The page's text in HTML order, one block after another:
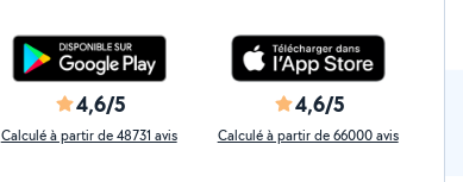
4,6/5
Calculé à partir de 48731 avis
4,6/5
Calculé à partir de 66000 avis